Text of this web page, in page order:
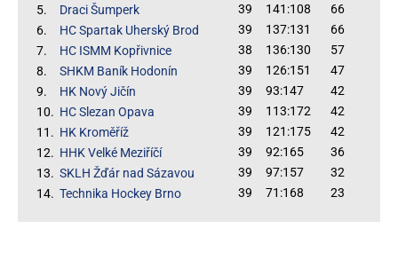
5.
Draci Šumperk 39 141:108
66
6.
HC Spartak Uherský Brod 39 137:131
66
7.
HC ISMM Kopřivnice 38 136:130
57
8.
SHKM Baník Hodonín 39 126:151
47
9.
HK Nový Jičín 39 93:147
42
10. HC Slezan Opava 39 113:172
42
11. HK Kroměříž 39 121:175
42
12. HHK Velké Meziříčí 39 92:165
36
13. SKLH Žďár nad Sázavou 39 97:157
32
14. Technika Hockey Brno 39 71:168 23